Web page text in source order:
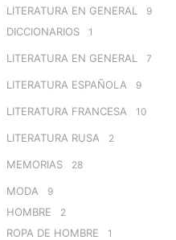
LITERATURA EN GENERAL 9
DICCIONARIOS 1
LITERATURA EN GENERAL 7
LITERATURA ESPAÑOLA 9
LITERATURA FRANCESA 10
LITERATURA RUSA 2
MEMORIAS 28
MODA 9
HOMBRE 2
ROPA DE HOMBRE 1